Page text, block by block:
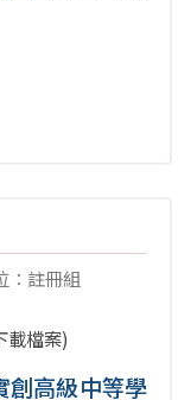
：註冊組
載檔案)
創高級中等學